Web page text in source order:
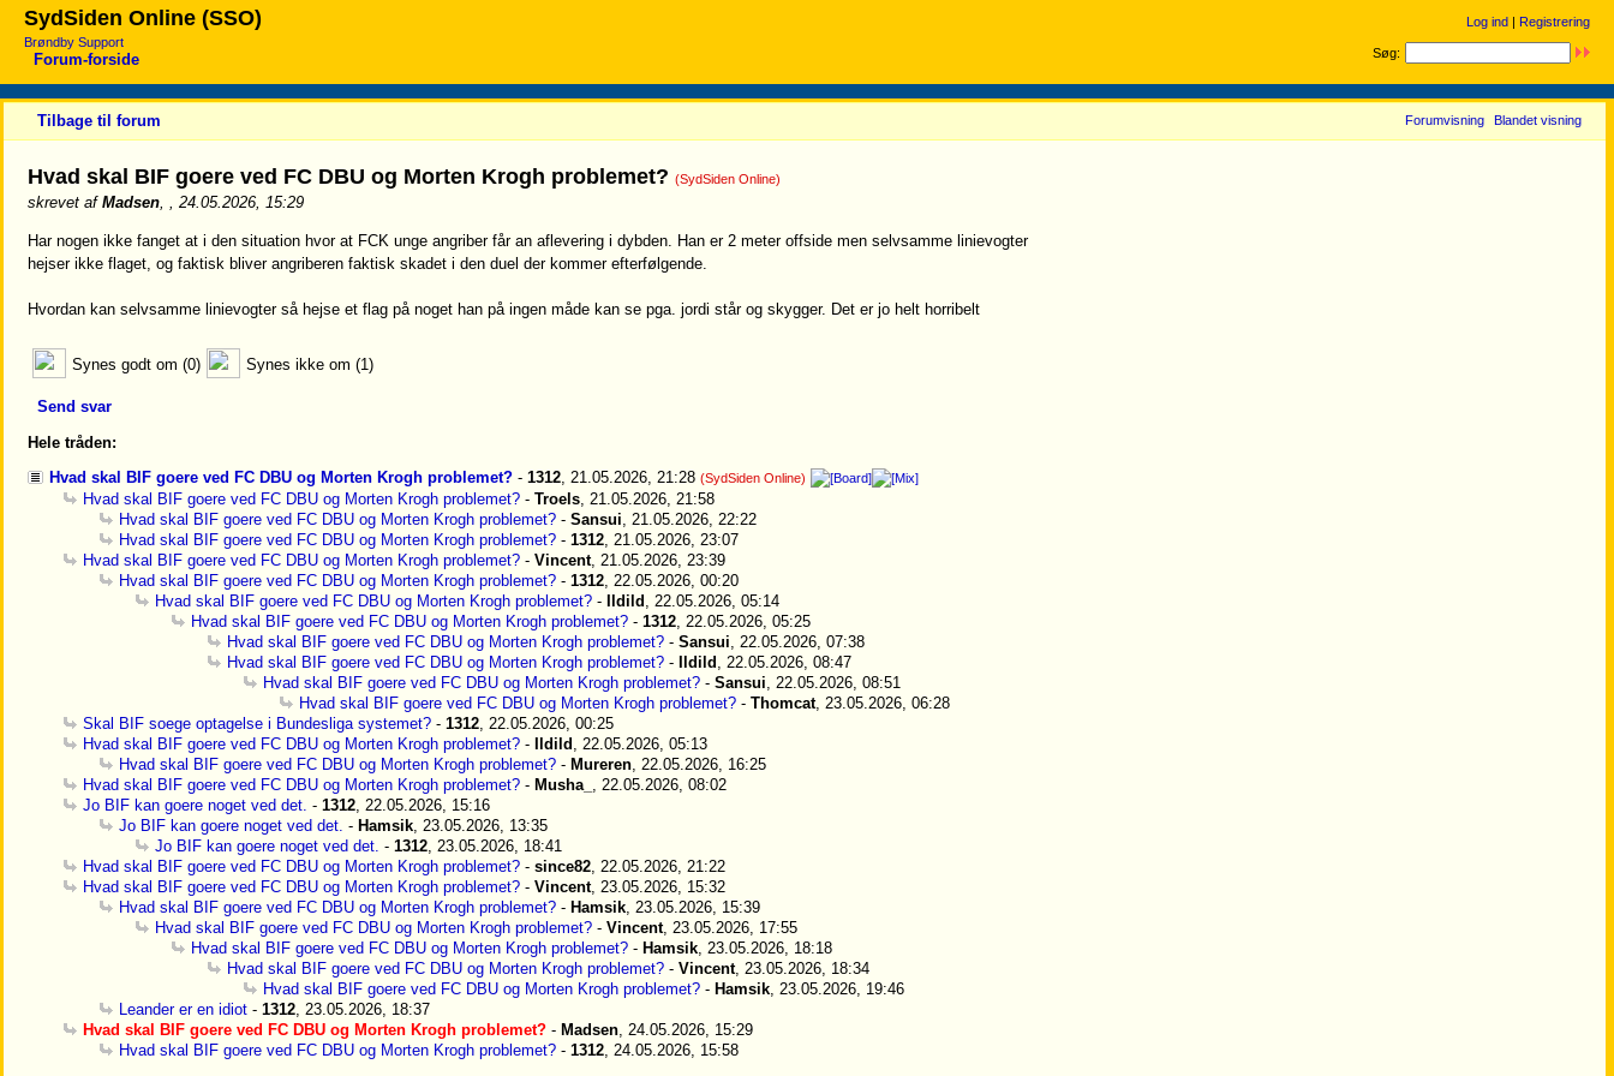
SydSiden Online (SSO)
Brøndby Support
Forum-forside
Log ind | Registrering
Søg:
Tilbage til forum Forumvisning Blandet visning
Hvad skal BIF goere ved FC DBU og Morten Krogh problemet? (SydSiden Online)
skrevet af Madsen, , 24.05.2026, 15:29
Har nogen ikke fanget at i den situation hvor at FCK unge angriber får an aflevering i dybden. Han er 2 meter offside men selvsamme linievogter
hejser ikke flaget, og faktisk bliver angriberen faktisk skadet i den duel der kommer efterfølgende.
Hvordan kan selvsamme linievogter så hejse et flag på noget han på ingen måde kan se pga. jordi står og skygger. Det er jo helt horribelt
Synes godt om (0) Synes ikke om (1)
Send svar
Hele tråden:
Hvad skal BIF goere ved FC DBU og Morten Krogh problemet? - 1312, 21.05.2026, 21:28 (SydSiden Online)
Hvad skal BIF goere ved FC DBU og Morten Krogh problemet? - Troels, 21.05.2026, 21:58
Hvad skal BIF goere ved FC DBU og Morten Krogh problemet? - Sansui, 21.05.2026, 22:22
Hvad skal BIF goere ved FC DBU og Morten Krogh problemet? - 1312, 21.05.2026, 23:07
Hvad skal BIF goere ved FC DBU og Morten Krogh problemet? - Vincent, 21.05.2026, 23:39
Hvad skal BIF goere ved FC DBU og Morten Krogh problemet? - 1312, 22.05.2026, 00:20
Hvad skal BIF goere ved FC DBU og Morten Krogh problemet? - Ildild , 22.05.2026, 05:14
Hvad skal BIF goere ved FC DBU og Morten Krogh problemet? - 1312, 22.05.2026, 05:25
Hvad skal BIF goere ved FC DBU og Morten Krogh problemet? - Sansui, 22.05.2026, 07:38
Hvad skal BIF goere ved FC DBU og Morten Krogh problemet? - Ildild , 22.05.2026, 08:47
Hvad skal BIF goere ved FC DBU og Morten Krogh problemet? - Sansui, 22.05.2026, 08:51
Hvad skal BIF goere ved FC DBU og Morten Krogh problemet? - Thomcat, 23.05.2026, 06:28
Skal BIF soege optagelse i Bundesliga systemet? - 1312, 22.05.2026, 00:25
Hvad skal BIF goere ved FC DBU og Morten Krogh problemet? - Ildild , 22.05.2026, 05:13
Hvad skal BIF goere ved FC DBU og Morten Krogh problemet? - Mureren, 22.05.2026, 16:25
Hvad skal BIF goere ved FC DBU og Morten Krogh problemet? - Musha_ , 22.05.2026, 08:02
Jo BIF kan goere noget ved det. - 1312, 22.05.2026, 15:16
Jo BIF kan goere noget ved det. - Hamsik, 23.05.2026, 13:35
Jo BIF kan goere noget ved det. - 1312, 23.05.2026, 18:41
Hvad skal BIF goere ved FC DBU og Morten Krogh problemet? - since82, 22.05.2026, 21:22
Hvad skal BIF goere ved FC DBU og Morten Krogh problemet? - Vincent, 23.05.2026, 15:32
Hvad skal BIF goere ved FC DBU og Morten Krogh problemet? - Hamsik, 23.05.2026, 15:39
Hvad skal BIF goere ved FC DBU og Morten Krogh problemet? - Vincent, 23.05.2026, 17:55
Hvad skal BIF goere ved FC DBU og Morten Krogh problemet? - Hamsik, 23.05.2026, 18:18
Hvad skal BIF goere ved FC DBU og Morten Krogh problemet? - Vincent, 23.05.2026, 18:34
Hvad skal BIF goere ved FC DBU og Morten Krogh problemet? - Hamsik, 23.05.2026, 19:46
Leander er en idiot - 1312, 23.05.2026, 18:37
Hvad skal BIF goere ved FC DBU og Morten Krogh problemet? - Madsen, 24.05.2026, 15:29
Hvad skal BIF goere ved FC DBU og Morten Krogh problemet? - 1312, 24.05.2026, 15:58